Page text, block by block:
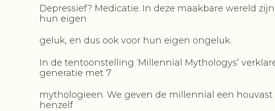
Depressief? Medicatie. In deze maakbare wereld
hun eigen
geluk, en dus ook voor hun eigen ongeluk.
In de tentoonstelling ‘Millennial Mythologys’
generatie met 7
mythologieen. We geven de millennial een
henzelf